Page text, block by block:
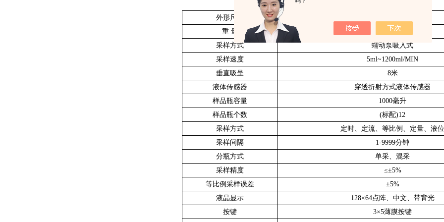
外形尺寸
重 量
约15kg
采样方式
蠕动泵吸入式
采样速度
5ml~1200ml/MIN
垂直吸呈
8米
液体传感器
穿透折射方式液体传感器
样品瓶容量
1000毫升
样品瓶个数
(标配)12
采样方式
定时、定流、等比例、定量、液位
采样间隔
1-9999分钟
分瓶方式
单采、混采
采样精度
≤±5%
等比例采样误差
±5%
液晶显示
128×64点阵、中文、带背光
按键
3×5薄膜按键